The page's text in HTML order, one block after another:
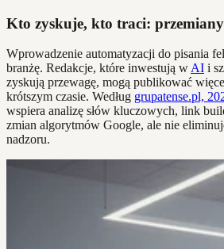
Kto zyskuje, kto traci:
Wprowadzenie automatyzacji do pisania
branżę. Redakcje, które inwestują w AI i
zyskują przewagę, mogą publikować
krótszym czasie. Według grupatense.pl,
wspiera analizę słów kluczowych, link
zmian algorytmów Google, ale nie
nadzoru.